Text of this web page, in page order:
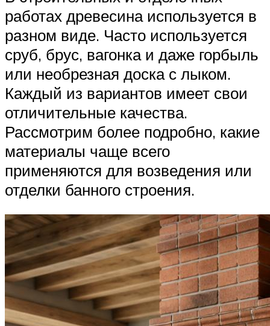
работах древесина используется в
разном виде. Часто используется
сруб, брус, вагонка и даже горбыль
или необрезная доска с лыком.
Каждый из вариантов имеет свои
отличительные качества.
Рассмотрим более подробно, какие
материалы чаще всего
применяются для возведения или
отделки банного строения.